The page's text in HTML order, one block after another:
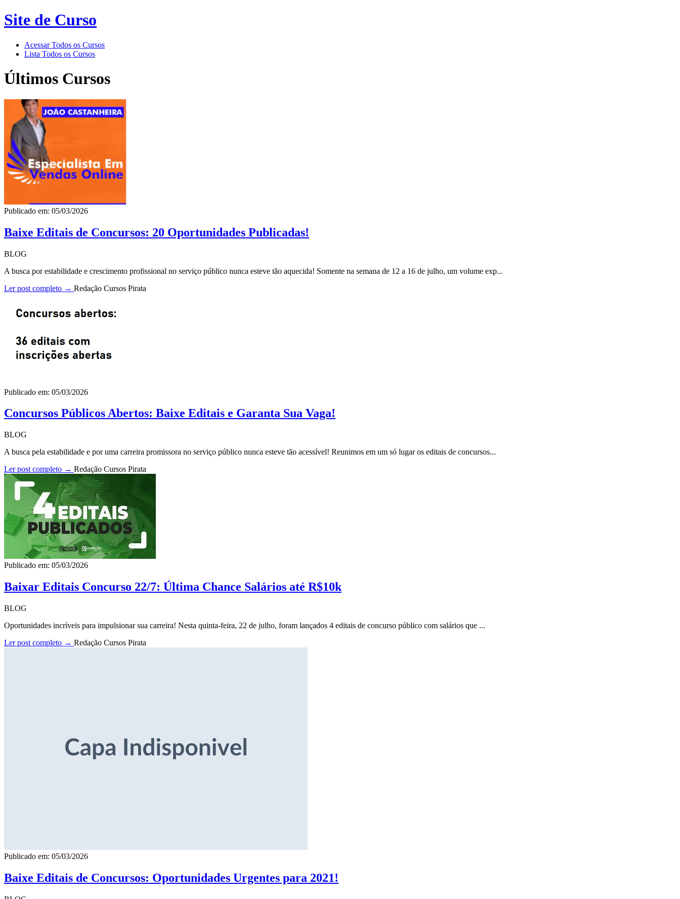
Site de Curso
Acessar Todos os Cursos
Lista Todos os Cursos
Últimos Cursos
Publicado em: 05/03/2026
Baixe Editais de Concursos: 20 Oportunidades Publicadas!
BLOG
A busca por estabilidade e crescimento profissional no serviço público nunca esteve tão aquecida! Somente na semana de 12 a 16 de julho, um volume exp...
Ler post completo → Redação Cursos Pirata
Publicado em: 05/03/2026
Concursos Públicos Abertos: Baixe Editais e Garanta Sua Vaga!
BLOG
A busca pela estabilidade e por uma carreira promissora no serviço público nunca esteve tão acessível! Reunimos em um só lugar os editais de concursos...
Ler post completo → Redação Cursos Pirata
Publicado em: 05/03/2026
Baixar Editais Concurso 22/7: Última Chance Salários até R$10k
BLOG
Oportunidades incríveis para impulsionar sua carreira! Nesta quinta-feira, 22 de julho, foram lançados 4 editais de concurso público com salários que ...
Ler post completo → Redação Cursos Pirata
Publicado em: 05/03/2026
Baixe Editais de Concursos: Oportunidades Urgentes para 2021!